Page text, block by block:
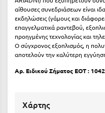
Πάλαιρος
Παξοί
Παραλία Κατερίνης
Παραλία Λιτοχώρου
αίθουσες συνεδριάσεων είναι
εκδηλώσεις (γάμους και
επαγγελματικά ραντεβού,
προηγμένης τεχνολογίας και
Ο σύγχρονος εξοπλισμός, η
αποτελούν την καλύτερη
Aρ. Ειδικού Σήματος ΕΟΤ :
Χάρτης